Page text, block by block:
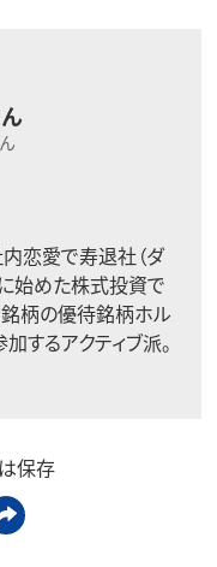
恋愛で寿退社（ダ
始めた株式投資で
柄の優待銘柄ホル
するアクティブ派。
保存